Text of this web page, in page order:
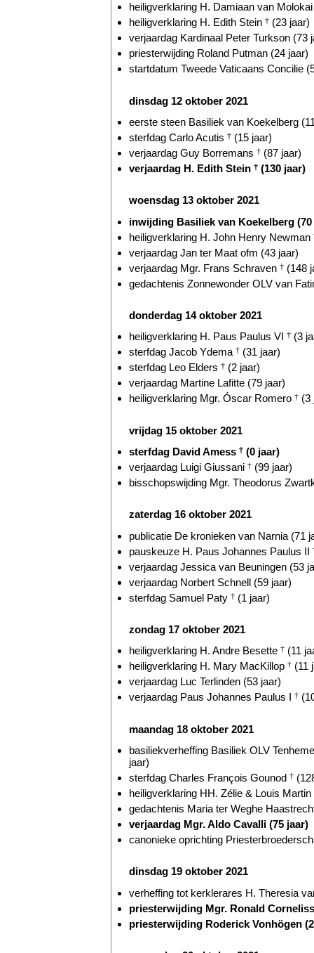
heiligverklaring H. Damiaan van
heiligverklaring H. Edith Stein † (23 jaar)
verjaardag Kardinaal Peter Turkson (73
priesterwijding Roland Putman (24 jaar)
startdatum Tweede Vaticaans Concilie
dinsdag 12 oktober 2021
eerste steen Basiliek van Koekelberg
sterfdag Carlo Acutis † (15 jaar)
verjaardag Guy Borremans † (87 jaar)
verjaardag H. Edith Stein † (130 jaar)
woensdag 13 oktober 2021
inwijding Basiliek van Koekelberg (70
heiligverklaring H. John Henry Newman
verjaardag Jan ter Maat ofm (43 jaar)
verjaardag Mgr. Frans Schraven † (148
gedachtenis Zonnewonder OLV van
donderdag 14 oktober 2021
heiligverklaring H. Paus Paulus VI † (3
sterfdag Jacob Ydema † (31 jaar)
sterfdag Leo Elders † (2 jaar)
verjaardag Martine Lafitte (79 jaar)
heiligverklaring Mgr. Óscar Romero † (3
vrijdag 15 oktober 2021
sterfdag David Amess † (0 jaar)
verjaardag Luigi Giussani † (99 jaar)
bisschopswijding Mgr. Theodorus
zaterdag 16 oktober 2021
publicatie De kronieken van Narnia (71
pauskeuze H. Paus Johannes Paulus II
verjaardag Jessica van Beuningen (53
verjaardag Norbert Schnell (59 jaar)
sterfdag Samuel Paty † (1 jaar)
zondag 17 oktober 2021
heiligverklaring H. Andre Besette † (11
heiligverklaring H. Mary MacKillop † (11
verjaardag Luc Terlinden (53 jaar)
verjaardag Paus Johannes Paulus I †
maandag 18 oktober 2021
basiliekverheffing Basiliek OLV
jaar)
sterfdag Charles François Gounod †
heiligverklaring HH. Zélie & Louis Martin
gedachtenis Maria ter Weghe
verjaardag Mgr. Aldo Cavalli (75 jaar)
canonieke oprichting
dinsdag 19 oktober 2021
verheffing tot kerklerares H. Theresia
priesterwijding Mgr. Ronald
priesterwijding Roderick Vonhögen